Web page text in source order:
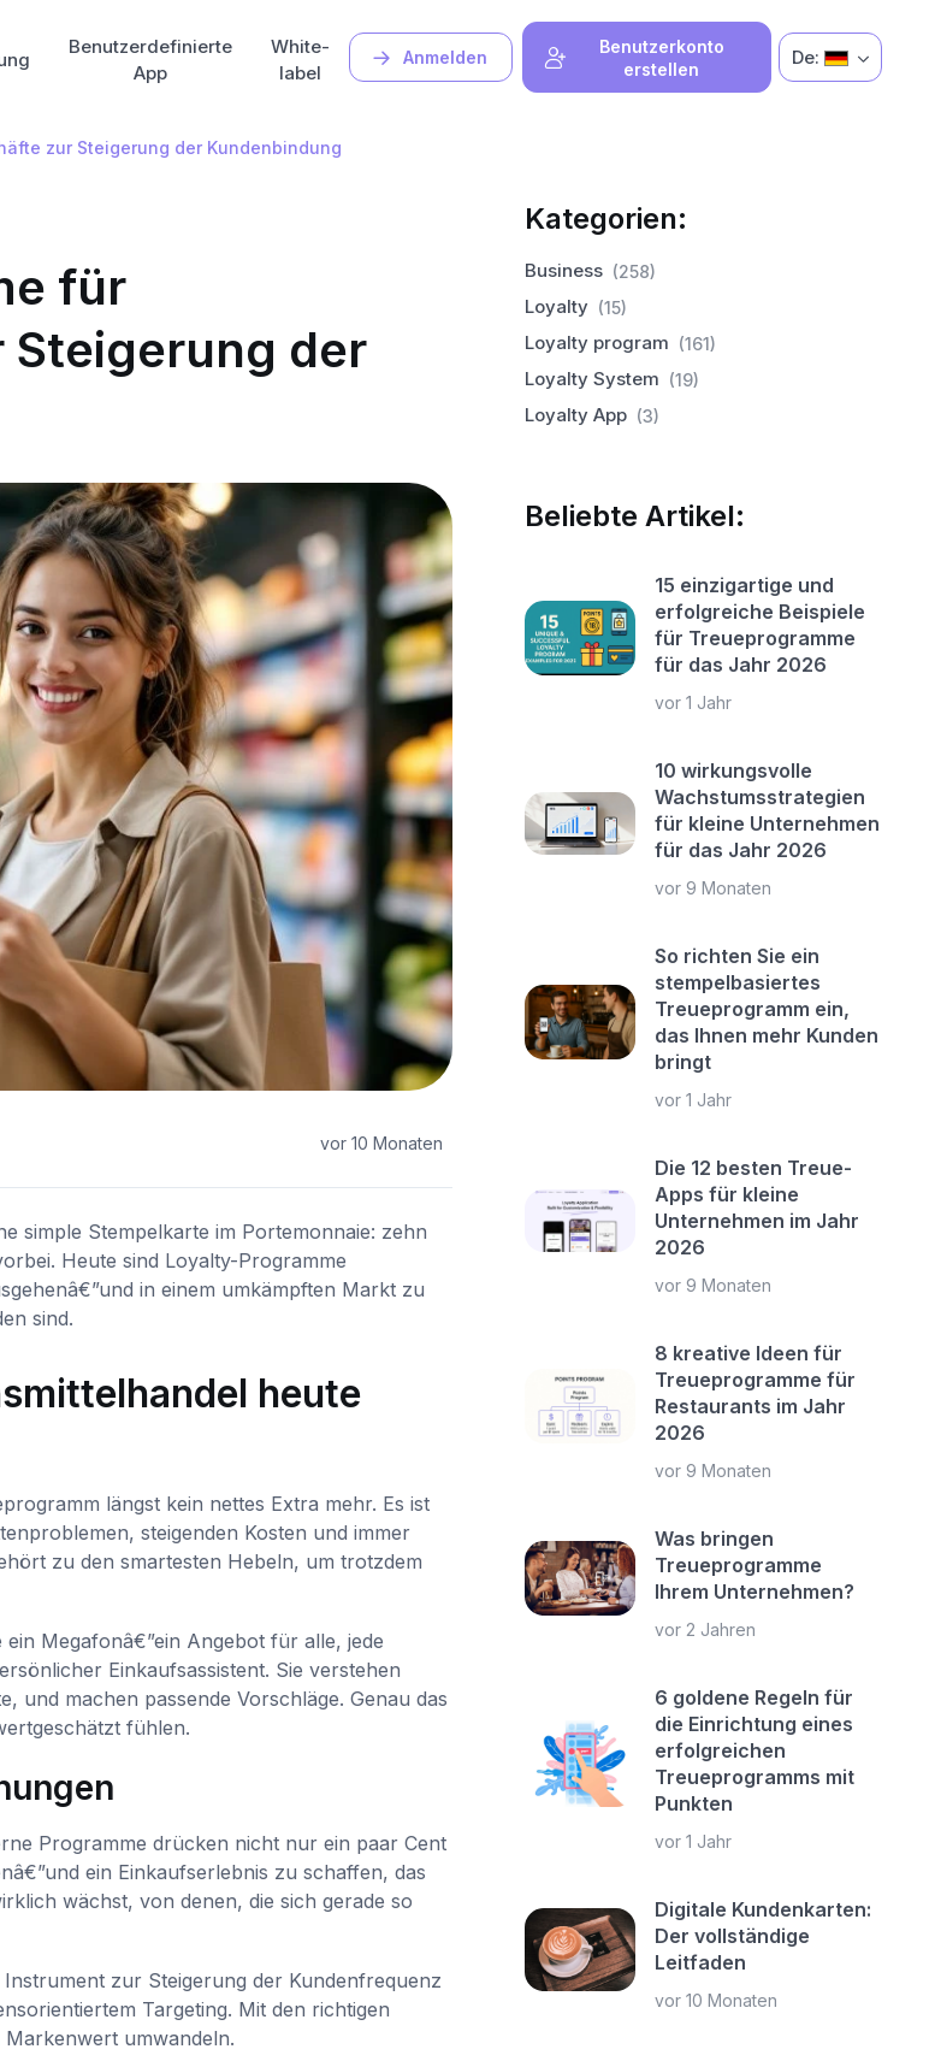
Anmelden
Benutzerkonto
erstellen
Benutzerdefinierte
App
White-
label
De:
zur Steigerung der Kundenbindung
für
der
vor 10 Monaten
simple Stempelkarte im Portemonnaie: zehn
Heute sind Loyalty-Programme
in einem umkämpften Markt zu
sind.
heute
längst kein nettes Extra mehr. Es ist
steigenden Kosten und immer
zu den smartesten Hebeln, um trotzdem
Megafonâ€”ein Angebot für alle, jede
Einkaufsassistent. Sie verstehen
und machen passende Vorschläge. Genau das
fühlen.
Programme drücken nicht nur ein paar Cent
ein Einkaufserlebnis zu schaffen, das
wächst, von denen, die sich gerade so
zur Steigerung der Kundenfrequenz
Targeting. Mit den richtigen
umwandeln.
Kategorien:
Business (258)
Loyalty (15)
Loyalty program (161)
Loyalty System (19)
Loyalty App (3)
Beliebte Artikel:
15 einzigartige und
erfolgreiche Beispiele
für Treueprogramme
für das Jahr 2026
vor 1 Jahr
10 wirkungsvolle
Wachstumsstrategien
für kleine Unternehmen
für das Jahr 2026
vor 9 Monaten
So richten Sie ein
stempelbasiertes
Treueprogramm ein,
das Ihnen mehr Kunden
bringt
vor 1 Jahr
Die 12 besten Treue-
Apps für kleine
Unternehmen im Jahr
2026
vor 9 Monaten
8 kreative Ideen für
Treueprogramme für
Restaurants im Jahr
2026
vor 9 Monaten
Was bringen
Treueprogramme
Ihrem Unternehmen?
vor 2 Jahren
6 goldene Regeln für
die Einrichtung eines
erfolgreichen
Treueprogramms mit
Punkten
vor 1 Jahr
Digitale Kundenkarten:
Der vollständige
Leitfaden
vor 10 Monaten